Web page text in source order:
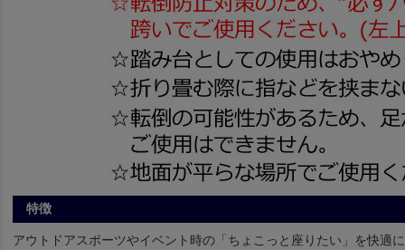
特徴
アウトドアスポーツやイベント時の「ちょこっと座りたい」を快適